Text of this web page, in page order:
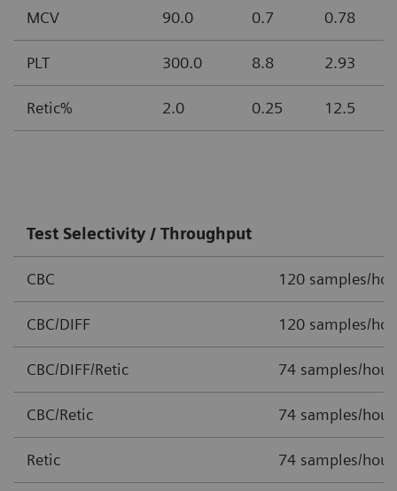
MCV 90.0 0.7 0.78
PLT 300.0 8.8 2.93
Retic% 2.0 0.25 12.5
Test Selectivity / Throughput
CBC 120 samples/
CBC/DIFF 120 samples/
CBC/DIFF/Retic 74 samples/hour
CBC/Retic 74 samples/hour
Retic 74 samples/hour